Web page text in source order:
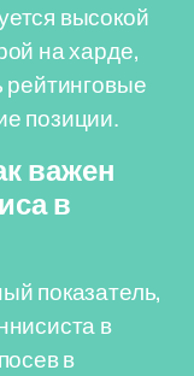
высокой
на харде,
рейтинговые
позиции.
важен
в
показатель,
в
в